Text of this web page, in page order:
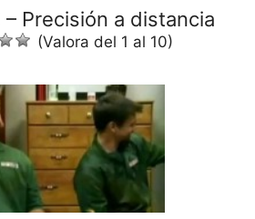
Precisión a distancia
(Valora del 1 al 10)